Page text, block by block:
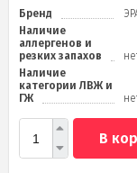
Бренд
Наличие
аллергенов и
резких запахов
Наличие
категории ЛВЖ и
ГЖ
В